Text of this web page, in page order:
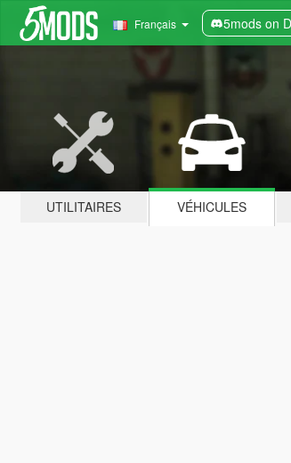
Français 5mods on
UTILITAIRES VÉHICULES